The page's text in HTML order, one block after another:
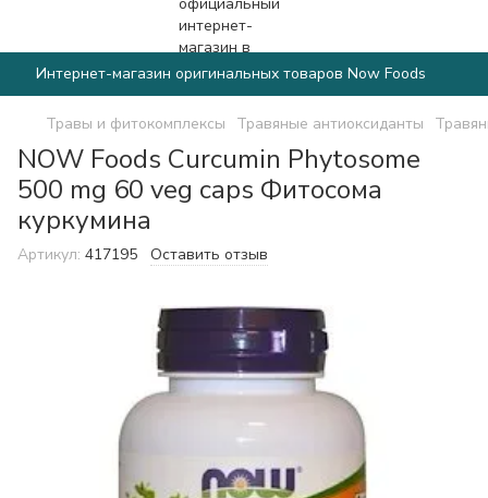
Интернет-магазин оригинальных товаров Now Foods
Травы и фитокомплексы Травяные антиоксиданты
NOW Foods Curcumin Phytosome
500 mg 60 veg caps Фитосома
куркумина
Артикул: 417195 Оставить отзыв